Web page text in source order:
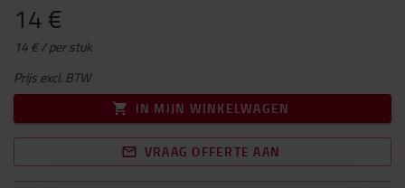
14 €
14 € / per stuk
Prijs excl. BTW
IN MIJN WINKELWAGEN
VRAAG OFFERTE AAN